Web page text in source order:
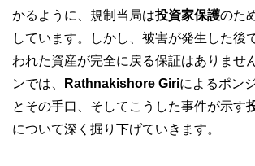
かるように、規制当局は投資家保護のた
しています。しかし、被害が発生した後
われた資産が完全に戻る保証はありませ
ンでは、
Rathnakishore Giriによるポン
とその手口、そしてこうした事件が示す
について深く掘り下げていきます。